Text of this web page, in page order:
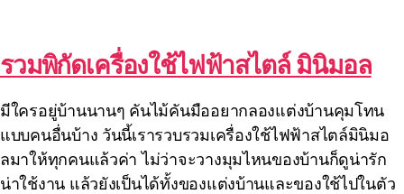
รวมพิกัดเครื่องใช้ไฟฟ้าสไตล์ มินิมอล
มีใครอยู่บ้านนานๆ คันไม้คันมืออยากลองแต่งบ้านคุมโทน
แบบคนอื่นบ้าง วันนี้เรารวบรวมเครื่องใช้ไฟฟ้าสไตล์มินิมอ
ลมาให้ทุกคนแล้วค่า ไม่ว่าจะวางมุมไหนของบ้านก็ดูน่ารัก
น่าใช้งาน แล้วยังเป็นได้ทั้งของแต่งบ้านและของใช้ไปในตัว